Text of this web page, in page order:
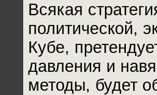
Всякая
политической,
Кубе,
давления и
методы, будет